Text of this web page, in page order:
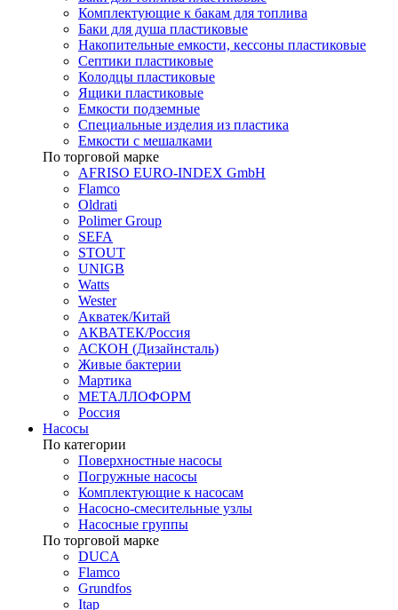
Комплектующие к бакам для топлива
Баки для душа пластиковые
Накопительные емкости, кессоны пластиковые
Септики пластиковые
Колодцы пластиковые
Ящики пластиковые
Емкости подземные
Специальные изделия из пластика
Емкости с мешалками
По торговой марке
AFRISO EURO-INDEX GmbH
Flamco
Oldrati
Polimer Group
SEFA
STOUT
UNIGB
Watts
Wester
Акватек/Китай
АКВАТЕК/Россия
АСКОН (Дизайнсталь)
Живые бактерии
Мартика
МЕТАЛЛОФОРМ
Россия
Насосы
По категории
Поверхностные насосы
Погружные насосы
Комплектующие к насосам
Насосно-смесительные узлы
Насосные группы
По торговой марке
DUCA
Flamco
Grundfos
Itap